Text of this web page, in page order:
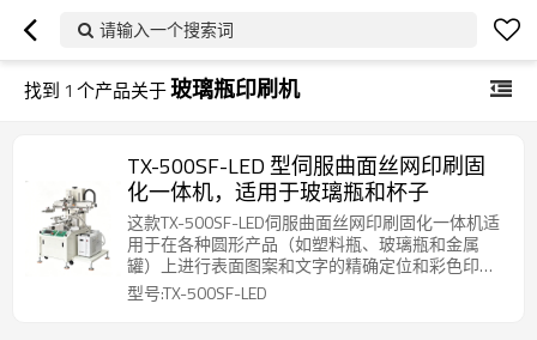
请输入一个搜索词
找到 1 个产品关于玻璃瓶印刷机
TX-500SF-LED 型伺服曲面丝网印刷固
化一体机，适用于玻璃瓶和杯子
这款TX-500SF-LED伺服曲面丝网印刷固化一体机适
用于在各种圆形产品（如塑料瓶、玻璃瓶和金属
罐）上进行表面图案和文字的精确定位和彩色印
刷。
型号:TX-500SF-LED